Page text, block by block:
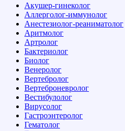
Акушер-гинеколог
Аллерголог-иммунолог
Анестезиолог-реаниматолог
Аритмолог
Артролог
Бактериолог
Биолог
Венеролог
Вертебролог
Вертеброневролог
Вестибулолог
Вирусолог
Гастроэнтеролог
Гематолог